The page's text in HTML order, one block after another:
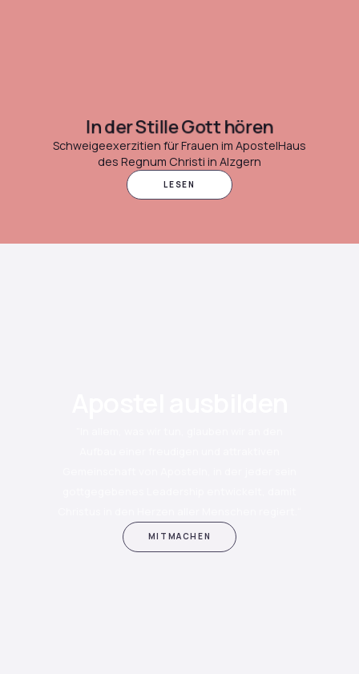
In der Stille Gott hören
Schweigeexerzitien für Frauen im ApostelHaus
des Regnum Christi in Alzgern
LESEN
MITMACHEN